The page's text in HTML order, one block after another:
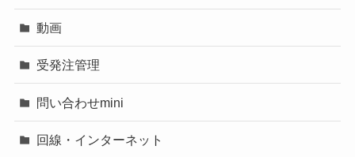
動画
受発注管理
問い合わせmini
回線・インターネット